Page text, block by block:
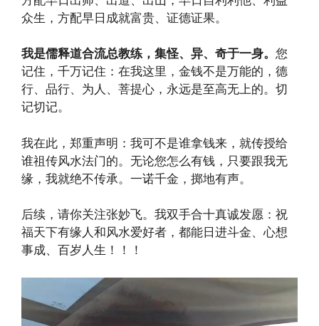
众生，方配早日成就富贵、证德证果。
我是儒释道合流总教练，集怪、异、奇于一身。 您
记住，千万记住：在我这里，金钱不是万能的，德
行、品行、为人、菩提心，永远是至高无上的。切
记切记。
我在此，郑重声明：我可不是谁拿钱来，就传授给
谁祖传风水法门的。无论您怎么有钱，只要跟我无
缘，我就绝不传承。一诺千金，掷地有声。
后续，请你关注张妙飞。我双手合十真诚发愿：祝
福天下有缘人和风水爱好者，都能日进斗金、心想
事成、百岁人生！！！